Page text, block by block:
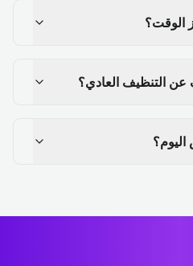
الوقت؟
عن التنظيف العادي؟